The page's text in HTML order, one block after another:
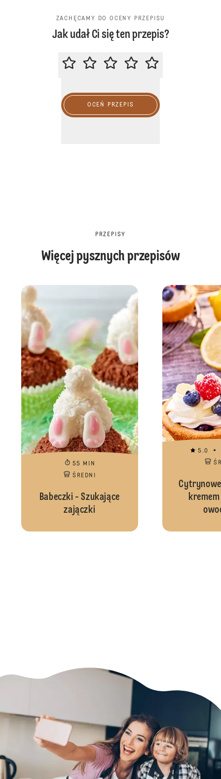
ZACHĘCAMY DO OCENY PRZEPISU
Jak udał Ci się ten przepis?
ZACHĘCAMY DO OCENY
OCEŃ PRZEPIS
PRZEPISY
Więcej pysznych przepisów
55 MIN
ŚREDNI
Babeczki - Szukające
zajączki
5.0